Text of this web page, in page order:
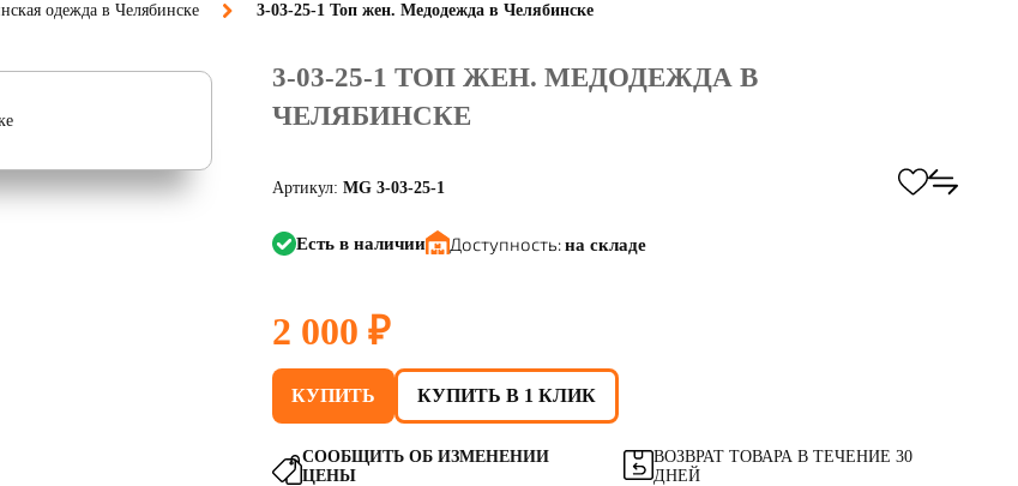
одежда в Челябинске 3-03-25-1 Топ жен. Медодежда в Челябинске
3-03-25-1 ТОП ЖЕН. МЕДОДЕЖДА В
ЧЕЛЯБИНСКЕ
Артикул: MG 3-03-25-1
Есть в наличии Доступность:на складе
2 000 ₽
КУПИТЬ КУПИТЬ В 1 КЛИК
СООБЩИТЬ ОБ ИЗМЕНЕНИИ
ЦЕНЫ
ВОЗВРАТ ТОВАРА В ТЕЧЕНИЕ 30
ДНЕЙ